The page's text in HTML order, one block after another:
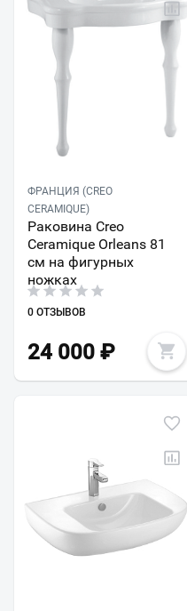
ФРАНЦИЯ (CREO
CERAMIQUE)
Раковина Creo
Ceramique Orleans 81
см на фигурных
ножках
0 ОТЗЫВОВ
24 000 ₽